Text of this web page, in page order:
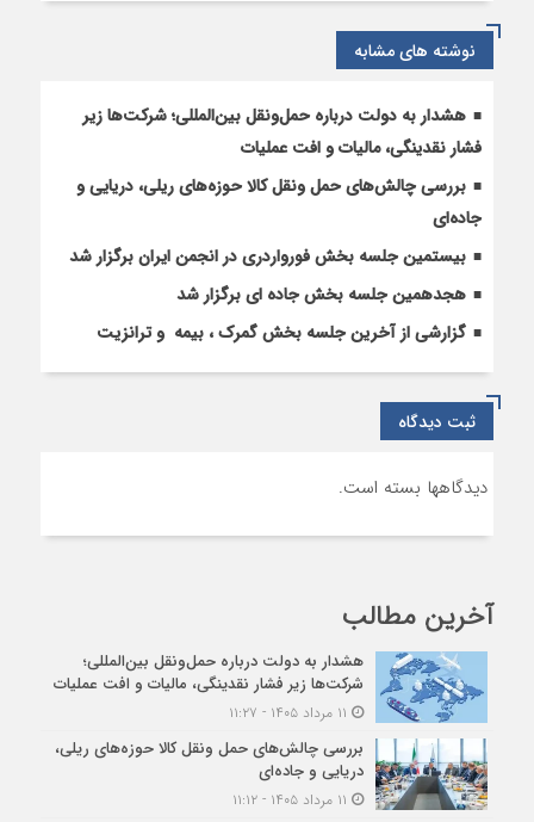
«راهداری
مردم‌‌محورانه»
نوشته های مشابه
هشدار به دولت درباره حمل‌ونقل بین‌المللی؛ شرکت‌ها زیر
فشار نقدینگی، مالیات و افت عملیات
بررسی چالش‌های حمل ونقل کالا حوزه‌های ریلی، دریایی و
جاده‌ای
بیستمین جلسه بخش فورواردری در انجمن ایران برگزار شد
هجدهمین جلسه بخش جاده ای برگزار شد
گزارشی از آخرین جلسه بخش گمرک ، بیمه و ترانزیت
ثبت دیدگاه
دیدگاهها بسته است.
آخرین مطالب
هشدار به دولت درباره حمل‌ونقل بین‌المللی؛
شرکت‌ها زیر فشار نقدینگی، مالیات و افت عملیات
بررسی چالش‌های حمل ونقل کالا حوزه‌های ریلی،
دریایی و جاده‌ای